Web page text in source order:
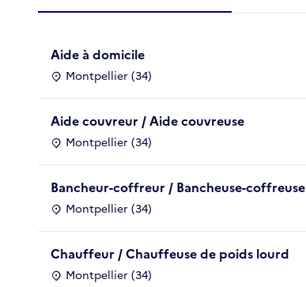
Aide à domicile
Montpellier (34)
Aide couvreur / Aide couvreuse
Montpellier (34)
Bancheur-coffreur / Bancheuse-coffreuse
Montpellier (34)
Chauffeur / Chauffeuse de poids lourd
Montpellier (34)